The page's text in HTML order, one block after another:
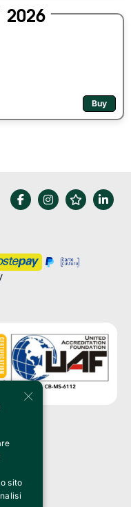
2026
Buy
(MI)
×
sito